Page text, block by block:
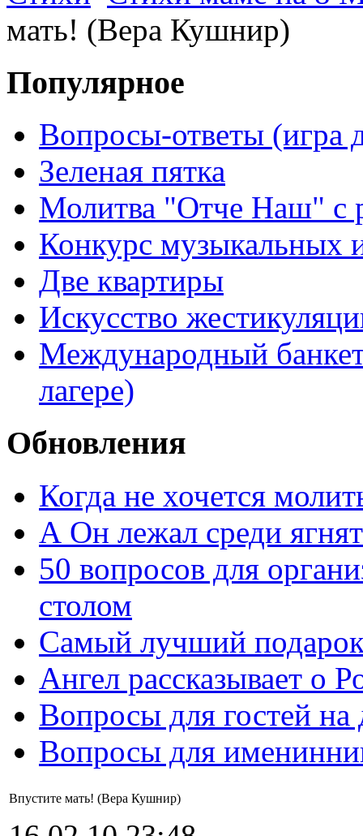
мать! (Вера Кушнир)
Популярное
Вопросы-ответы (игра
Зеленая пятка
Молитва "Отче Наш" с
Конкурс музыкальных
Две квартиры
Искусство
Международный
лагере)
Обновления
Когда не хочется
А Он лежал среди ягнят
50 вопросов для
столом
Самый лучший
Ангел рассказывает о
Вопросы для гостей
Вопросы для
Впустите мать! (Вера Кушнир)